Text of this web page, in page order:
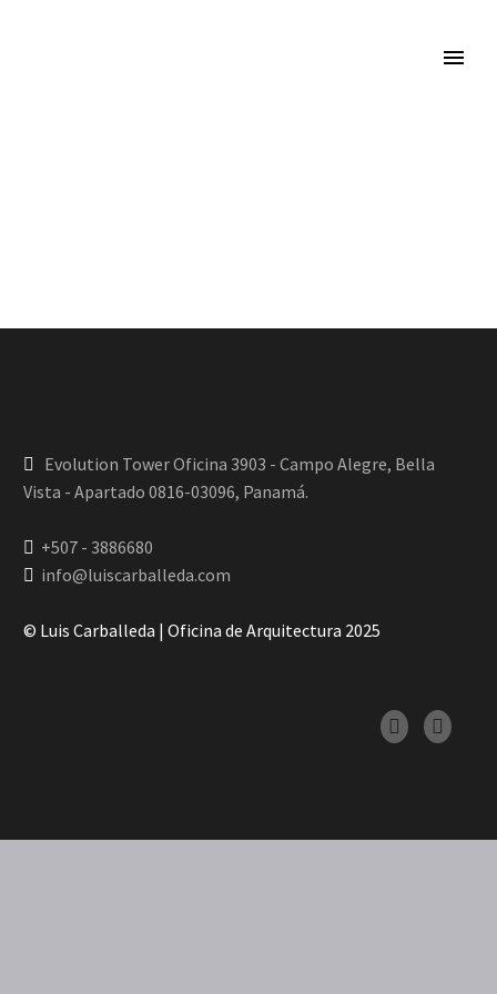
Evolution Tower Oficina 3903 - Campo Alegre, Bella
Vista - Apartado 0816-03096, Panamá.
+507 - 3886680
info@luiscarballeda.com
© Luis Carballeda | Oficina de Arquitectura 2025